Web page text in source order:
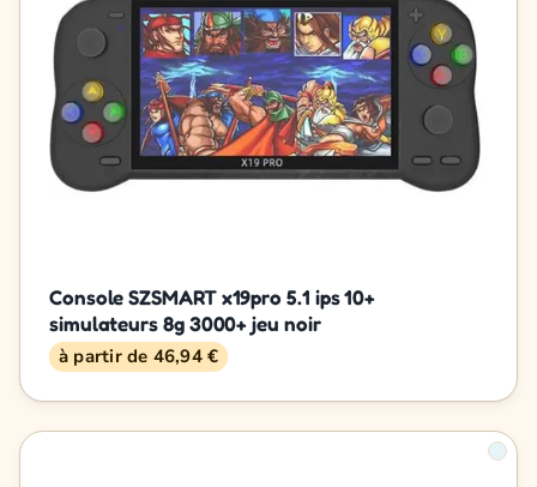
Console SZSMART x19pro 5.1 ips 10+
simulateurs 8g 3000+ jeu noir
à partir de 46,94 €